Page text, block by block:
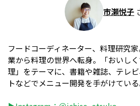
市瀬悦子
フードコーディネーター、料理研究
業から料理の世界へ転身。「おいし
理」をテーマに、書籍や雑誌、テレ
トなどでメニュー開発を手がけている